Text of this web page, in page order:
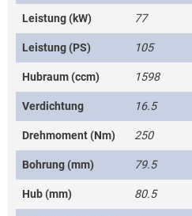
Leistung (kW) 77
Leistung (PS) 105
Hubraum (ccm) 1598
Verdichtung 16.5
Drehmoment (Nm) 250
Bohrung (mm) 79.5
Hub (mm) 80.5